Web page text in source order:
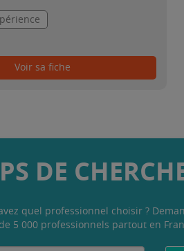
Voir sa fiche
DE
quel professionnel choisir ?
5 000 professionnels partout en